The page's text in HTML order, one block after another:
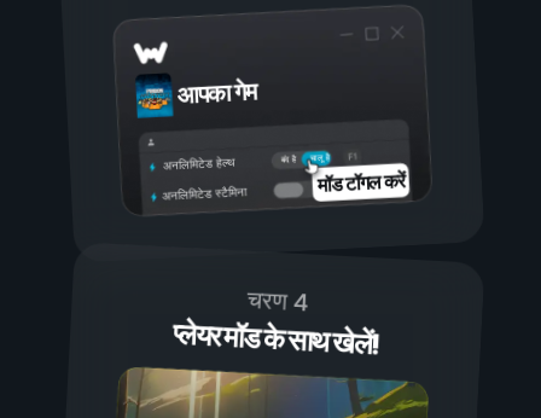
आपका गेम
चालू है
बंद है
अनलिमिटेड हेल्थ
अनलिमिटेड स्टैमिना मॉड टॉगल करें
चरण 4
प्लेयर मॉड के साथ खेलें!